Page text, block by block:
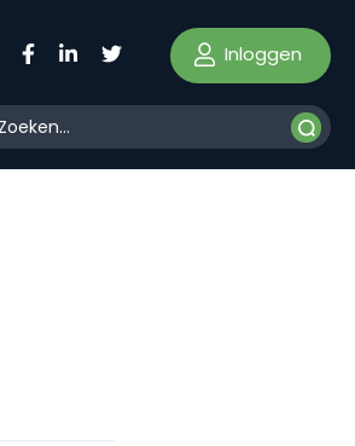
Inloggen